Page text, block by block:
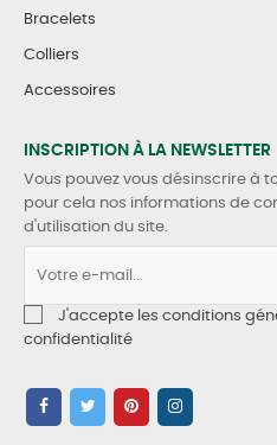
Bracelets
Colliers
Accessoires
INSCRIPTION À LA NEWSLETTER
Vous pouvez vous désinscrire à
pour cela nos informations de
d'utilisation du site.
J'accepte les conditions
confidentialité